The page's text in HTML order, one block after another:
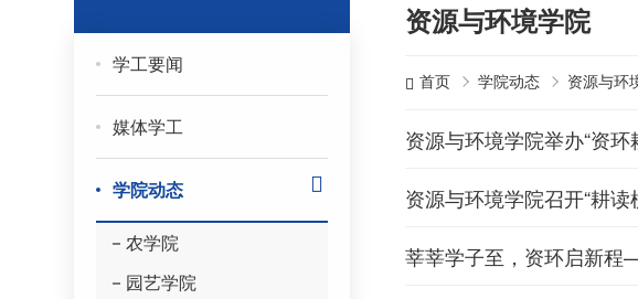
学工要闻
媒体学工
学院动态
农学院
园艺学院
资源与环境学院
首页 学院动态 资源与环
资源与环境学院举办“资
资源与环境学院召开“耕
莘莘学子至，资环启新